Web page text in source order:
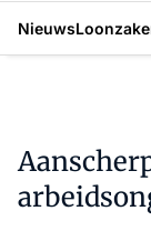
Nieuws